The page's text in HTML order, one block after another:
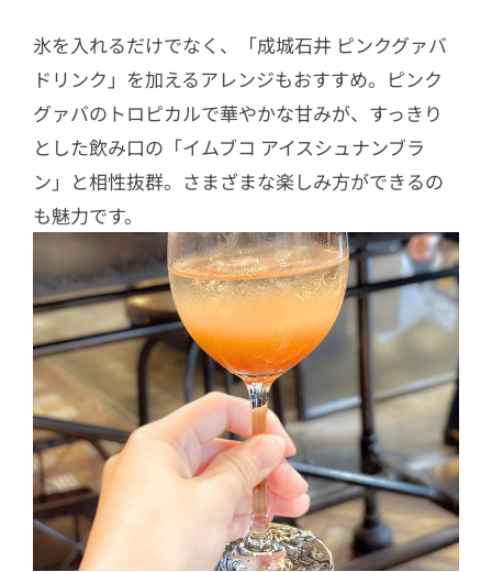
氷を入れるだけでなく、「成城石井 ピンクグァバ
ドリンク」を加えるアレンジもおすすめ。ピンク
グァバのトロピカルで華やかな甘みが、すっきり
とした飲み口の「イムブコ アイスシュナンブラ
ン」と相性抜群。さまざまな楽しみ方ができるの
も魅力です。